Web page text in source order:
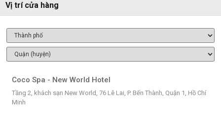
Vị trí cửa hàng
Coco Spa - New World Hotel
Tầng 2, khách sạn New World, 76 Lê Lai, P. Bến Thành, Quận 1, Hồ Chí
Minh